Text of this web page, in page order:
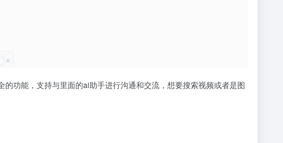
功能，支持与里面的ai助手进行沟通和交流，想要搜索视频或者是图